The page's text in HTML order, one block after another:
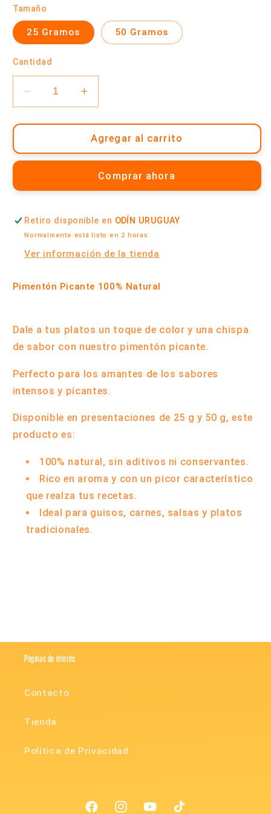
Tamaño
25 Gramos 50 Gramos
Cantidad
Reducir
cantidad
para
Picante
Uruguay
Aumentar
cantidad
para
Pimentón
Picante
Odín
Uruguay
Agregar al carrito
Comprar ahora
Retiro disponible en ODÍN URUGUAY
Normalmente está listo en 2 horas
Ver información de la tienda
Pimentón Picante 100% Natural
Dale a tus platos un toque de color y una chispa
de sabor con nuestro pimentón picante.
Perfecto para los amantes de los sabores
intensos y picantes.
Disponible en presentaciones de 25 g y 50 g, este
producto es:
100% natural, sin aditivos ni conservantes.
Rico en aroma y con un picor característico
que realza tus recetas.
Ideal para guisos, carnes, salsas y platos
tradicionales.
Páginas de interés
Contacto
Tienda
Política de Privacidad